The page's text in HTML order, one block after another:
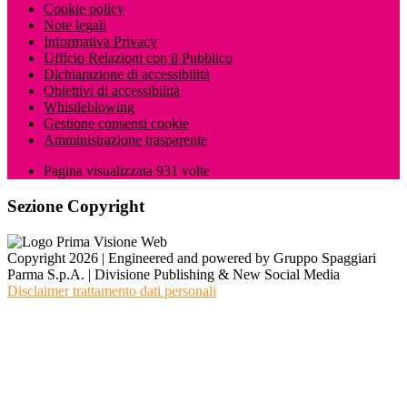
Cookie policy
Note legali
Informativa Privacy
Ufficio Relazioni con il Pubblico
Dichiarazione di accessibilità
Obiettivi di accessibilità
Whistleblowing
Gestione consensi cookie
Amministrazione trasparente
Pagina visualizzata 931 volte
Sezione Copyright
Copyright 2026 | Engineered and powered by Gruppo Spaggiari
Parma S.p.A. | Divisione Publishing & New Social Media
Disclaimer trattamento dati personali